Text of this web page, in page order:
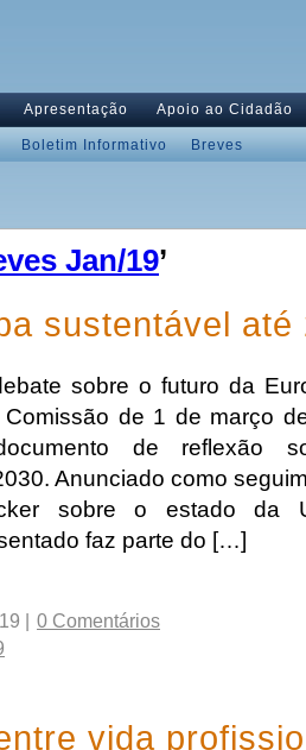
Apresentação Apoio ao Cidadão
Boletim Informativo Breves
Jan/19’
sustentável até
sobre o futuro da
de 1 de março
de reflexão
Anunciado como
sobre o estado da
faz parte do […]
|
0 Comentários
vida